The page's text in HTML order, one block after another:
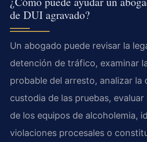
de DUI agravado?
Un abogado puede revisar la
detención de tráfico, examinar
probable del arresto, analizar la
custodia de las pruebas, evaluar
de los equipos de alcoholemia,
violaciones procesales o